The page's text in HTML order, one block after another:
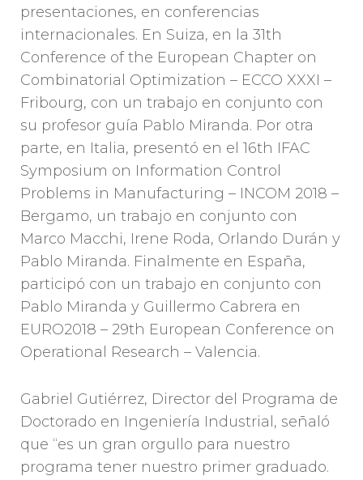
presentaciones, en conferencias
internacionales. En Suiza, en la 31th
Conference of the European Chapter on
Combinatorial Optimization – ECCO XXXI –
Fribourg, con un trabajo en conjunto con
su profesor guía Pablo Miranda. Por otra
parte, en Italia, presentó en el 16th IFAC
Symposium on Information Control
Problems in Manufacturing – INCOM 2018 –
Bergamo, un trabajo en conjunto con
Marco Macchi, Irene Roda, Orlando Durán y
Pablo Miranda. Finalmente en España,
participó con un trabajo en conjunto con
Pablo Miranda y Guillermo Cabrera en
EURO2018 – 29th European Conference on
Operational Research – Valencia.
Gabriel Gutiérrez, Director del Programa de
Doctorado en Ingeniería Industrial, señaló
que “es un gran orgullo para nuestro
programa tener nuestro primer graduado.